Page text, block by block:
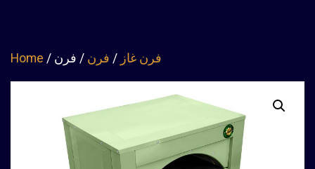
Home / فرن غاز / فرن / فرن